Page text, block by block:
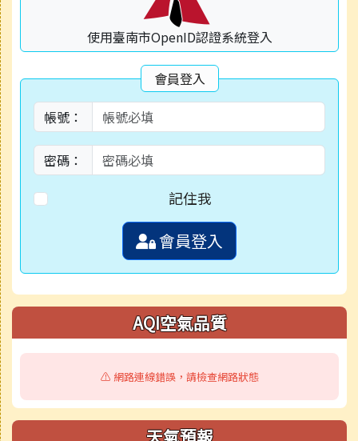
使用臺南市OpenID認證系統登入
會員登入
帳號：
密碼：
記住我
會員登入
AQI空氣品質
⚠️ 網路連線錯誤，請檢查網路狀態